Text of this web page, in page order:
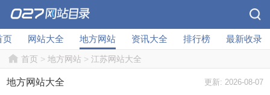
页 网站大全 地方网站 资讯大全 排行榜 最新收录
首页 > 地方网站> 江苏网站大全
地方网站大全 更新: 2026-08-07